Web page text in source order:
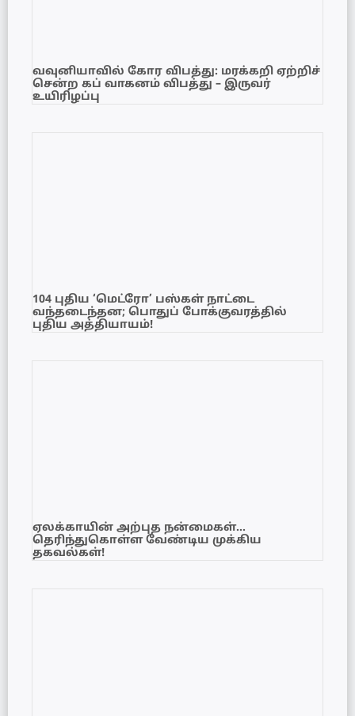
வவுனியாவில் கோர விபத்து: மரக்கறி ஏற்றிச்
சென்ற கப் வாகனம் விபத்து – இருவர்
உயிரிழப்பு
104 புதிய ‘மெட்ரோ’ பஸ்கள் நாட்டை
வந்தடைந்தன; பொதுப் போக்குவரத்தில்
புதிய அத்தியாயம்!
ஏலக்காயின் அற்புத நன்மைகள்…
தெரிந்துகொள்ள வேண்டிய முக்கிய
தகவல்கள்!